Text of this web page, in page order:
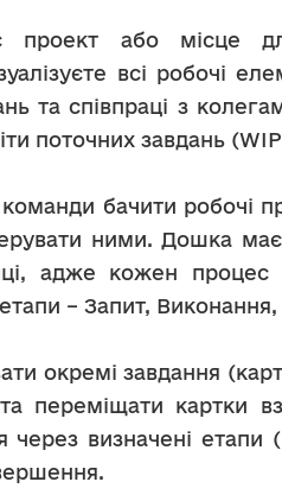
проект або місце
всі робочі
та співпраці з
поточних завдань
бачити робочі
ними. Дошка
адже кожен процес
– Запит, Виконання,
окремі завдання
переміщати картки
через визначені етапи